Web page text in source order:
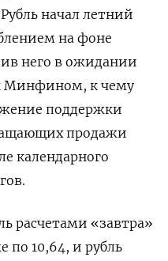
начал летний
на фоне
него в ожидании
Минфином, к чему
поддержки
продажи
календарного
расчетами «завтра»
‌по 10,64, и рубль